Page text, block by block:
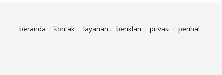
beranda kontak layanan beriklan privasi perihal